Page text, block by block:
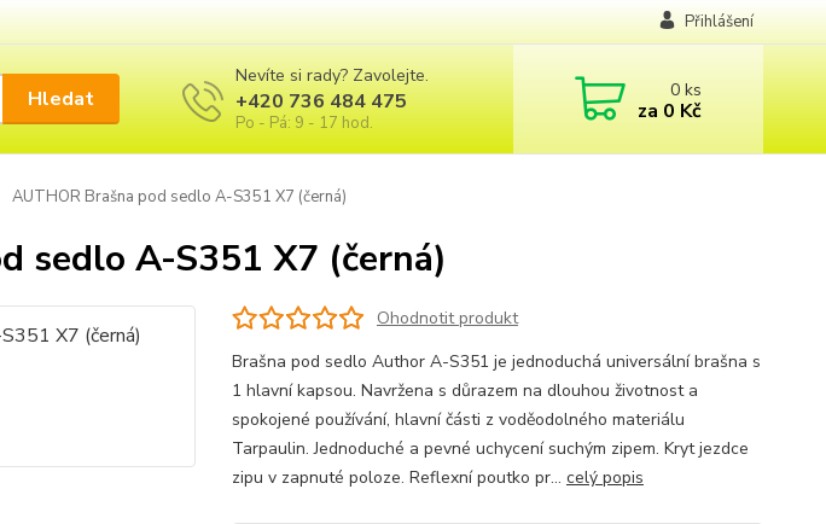
Přihlášení
Hledat
Nevíte si rady? Zavolejte.
+420 736 484 475
Po - Pá: 9 - 17 hod.
0ks
za 0 Kč
AUTHOR Brašna pod sedlo A-S351 X7 (černá)
sedlo A-S351 X7 (černá)
Ohodnotit produkt
Brašna pod sedlo Author A-S351 je jednoduchá universální brašna s
1 hlavní kapsou. Navržena s důrazem na dlouhou životnost a
spokojené používání, hlavní části z voděodolného materiálu
Tarpaulin. Jednoduché a pevné uchycení suchým zipem. Kryt jezdce
zipu v zapnuté poloze. Reflexní poutko pr... celý popis